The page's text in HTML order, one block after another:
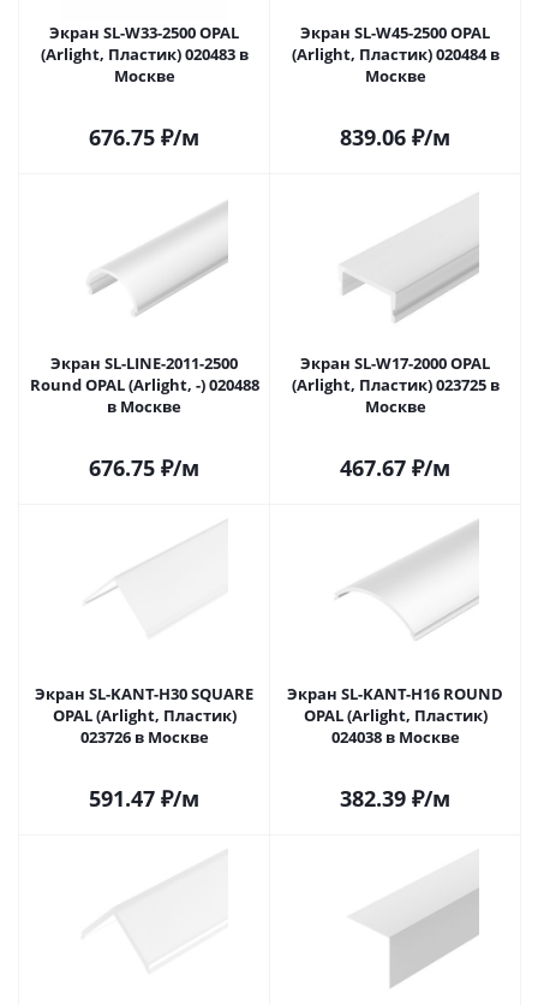
Экран SL-W33-2500 OPAL
(Arlight, Пластик) 020483 в
Москве
676.75 ₽/м
Экран SL-W45-2500 OPAL
(Arlight, Пластик) 020484 в
Москве
839.06 ₽/м
Экран SL-LINE-2011-2500
Round OPAL (Arlight, -) 020488
в Москве
676.75 ₽/м
Экран SL-W17-2000 OPAL
(Arlight, Пластик) 023725 в
Москве
467.67 ₽/м
Экран SL-KANT-H30 SQUARE
OPAL (Arlight, Пластик)
023726 в Москве
591.47 ₽/м
Экран SL-KANT-H16 ROUND
OPAL (Arlight, Пластик)
024038 в Москве
382.39 ₽/м